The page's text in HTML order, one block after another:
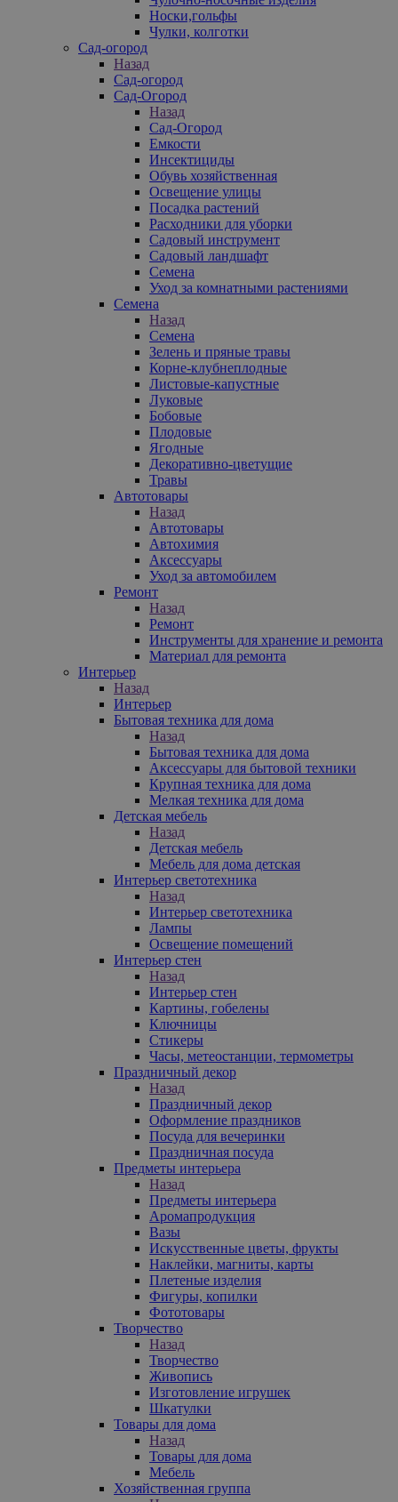
Носки,гольфы
Чулки, колготки
Сад-огород
Назад
Сад-огород
Сад-Огород
Назад
Сад-Огород
Емкости
Инсектициды
Обувь хозяйственная
Освещение улицы
Посадка растений
Расходники для уборки
Садовый инструмент
Садовый ландшафт
Семена
Уход за комнатными растениями
Семена
Назад
Семена
Зелень и пряные травы
Корне-клубнеплодные
Листовые-капустные
Луковые
Бобовые
Плодовые
Ягодные
Декоративно-цветущие
Травы
Автотовары
Назад
Автотовары
Автохимия
Аксессуары
Уход за автомобилем
Ремонт
Назад
Ремонт
Инструменты для хранение и ремонта
Материал для ремонта
Интерьер
Назад
Интерьер
Бытовая техника для дома
Назад
Бытовая техника для дома
Аксессуары для бытовой техники
Крупная техника для дома
Мелкая техника для дома
Детская мебель
Назад
Детская мебель
Мебель для дома детская
Интерьер светотехника
Назад
Интерьер светотехника
Лампы
Освещение помещений
Интерьер стен
Назад
Интерьер стен
Картины, гобелены
Ключницы
Стикеры
Часы, метеостанции, термометры
Праздничный декор
Назад
Праздничный декор
Оформление праздников
Посуда для вечеринки
Праздничная посуда
Предметы интерьера
Назад
Предметы интерьера
Аромапродукция
Вазы
Искусственные цветы, фрукты
Наклейки, магниты, карты
Плетеные изделия
Фигуры, копилки
Фототовары
Творчество
Назад
Творчество
Живопись
Изготовление игрушек
Шкатулки
Товары для дома
Назад
Товары для дома
Мебель
Хозяйственная группа